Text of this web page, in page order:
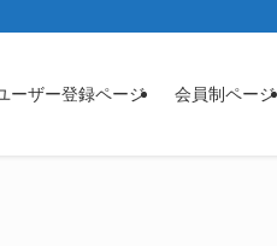
ーザー登録ページ 会員制ページ